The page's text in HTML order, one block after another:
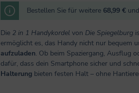
Bestellen Sie für weitere 68,99 €
Die 2 in 1 Handykordel von Die Spiegelburg
ermöglicht es, das Handy nicht nur bequem
aufzuladen. Ob beim Spaziergang, Ausflug
dafür, dass dein Smartphone sicher und
Halterung bieten festen Halt – ohne